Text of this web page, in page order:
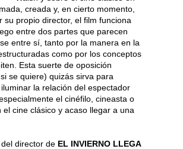
creada y, en cierto momento,
su propio director, el film funciona
entre dos partes que parecen
entre sí, tanto por la manera en la
como por los conceptos
Esta suerte de oposición
se quiere) quizás sirva para
la relación del espectador
el cinéfilo, cineasta o
el cine clásico y acaso llegar a una
director de EL INVIERNO LLEGA